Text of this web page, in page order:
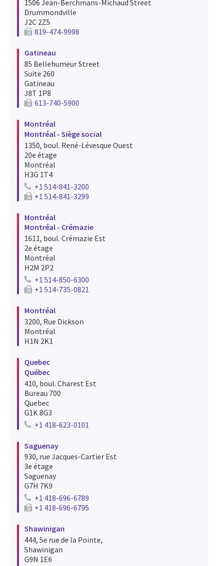
1506 Jean-Berchmans-Michaud Street
Drummondville
J2C 2Z5
819-474-9998
Gatineau
85 Bellehumeur Street
Suite 260
Gatineau
J8T 1P8
613-740-5900
Montréal
Montréal - Siège social
1350, boul. René-Lévesque Ouest
20e étage
Montréal
H3G 1T4
+1 514-841-3200
Telephone number for montréal montréal - siège social
+1 514-841-3299
Montréal
Montréal - Crémazie
1611, boul. Crémazie Est
2e étage
Montréal
H2M 2P2
+1 514-850-6300
Telephone number for montréal montréal - crémazie
+1 514-735-0821
Montréal
3200, Rue Dickson
Montréal
H1N 2K1
Quebec
Québec
410, boul. Charest Est
Bureau 700
Quebec
G1K 8G3
+1 418-623-0101
Saguenay
930, rue Jacques-Cartier Est
3e étage
Saguenay
G7H 7K9
+1 418-696-6789
Telephone number for saguenay
+1 418-696-6795
Shawinigan
444, 5e rue de la Pointe,
Shawinigan
G9N 1E6